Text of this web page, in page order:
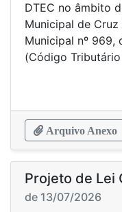
DTEC no âmbito
Municipal de
Municipal nº 969,
(Código
Arquivo Anexo
Projeto de Lei
de 13/07/2026